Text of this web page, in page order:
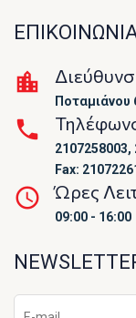
Ποταμιάνου
2107258003,
Fax:
Ώρες
09:00 - 16:00